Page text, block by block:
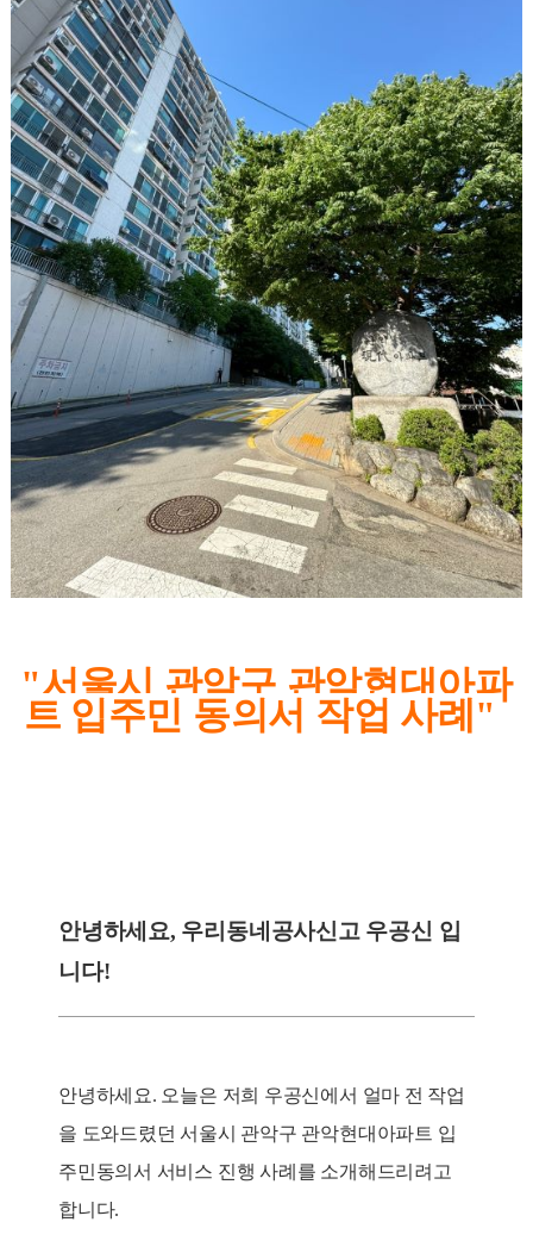
"서울시 관악구 관악현대아파
트 입주민 동의서 작업 사례"
안녕하세요, 우리동네공사신고 우공신 입
니다!
안녕하세요. 오늘은 저희 우공신에서 얼마 전 작업
을 도와드렸던 서울시 관악구 관악현대아파트 입
주민동의서 서비스 진행 사례를 소개해드리려고
합니다.